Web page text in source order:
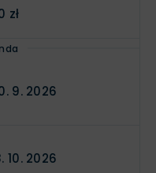
zł
9. 2026
10. 2026